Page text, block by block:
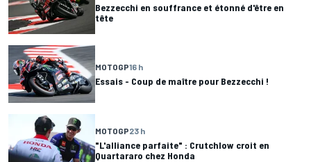
Bezzecchi en souffrance et étonné d'être en
tête
MOTOGP16 h
Essais - Coup de maître pour Bezzecchi !
MOTOGP23 h
"L'alliance parfaite" : Crutchlow croit en
Quartararo chez Honda